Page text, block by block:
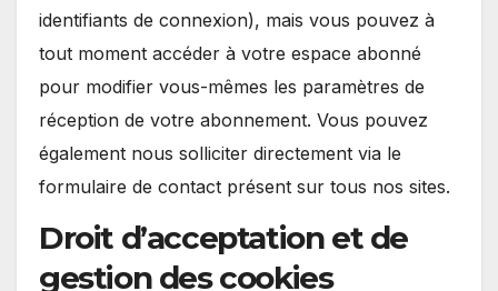
identifiants de connexion), mais vous pouvez à
tout moment accéder à votre espace abonné
pour modifier vous-mêmes les paramètres de
réception de votre abonnement. Vous pouvez
également nous solliciter directement via le
formulaire de contact présent sur tous nos sites.
Droit d’acceptation et de
gestion des cookies